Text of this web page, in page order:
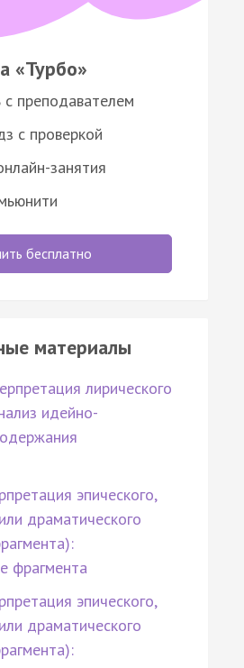
«Турбо»
с преподавателем
с проверкой
занятия
бесплатно
материалы
лирического
идейно-
эпического,
драматического
фрагмента
эпического,
драматического